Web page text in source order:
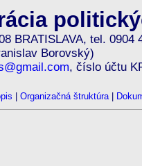
BRATISLAVA, tel. 0904
Borovský)
, číslo účtu
Organizačná štruktúra|